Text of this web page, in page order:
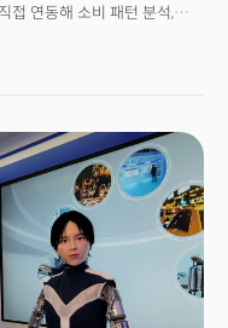
접 연동해 소비 패턴 분석,
하듯 처리할 수 있는 ‘개인
핀테크 산업에 어떤 영향을